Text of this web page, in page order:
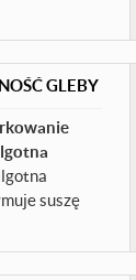
GLEBY
suszę